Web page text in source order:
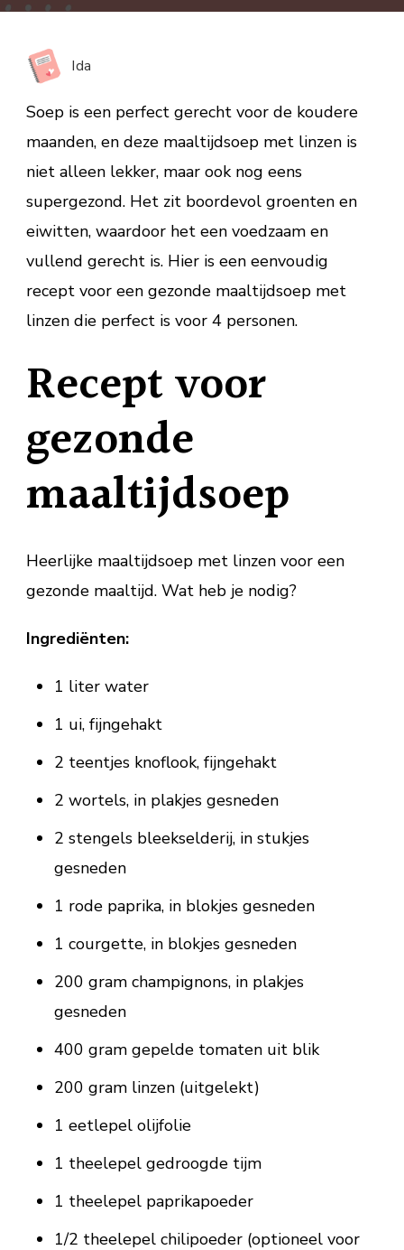
maaltijdsoep
een
maaltijd
Ida
Soep is een perfect gerecht voor de koudere
maanden, en deze maaltijdsoep met linzen is
niet alleen lekker, maar ook nog eens
supergezond. Het zit boordevol groenten en
eiwitten, waardoor het een voedzaam en
vullend gerecht is. Hier is een eenvoudig
recept voor een gezonde maaltijdsoep met
linzen die perfect is voor 4 personen.
Recept voor
gezonde
maaltijdsoep
Heerlijke maaltijdsoep met linzen voor een
gezonde maaltijd. Wat heb je nodig?
Ingrediënten:
1 liter water
1 ui, fijngehakt
2 teentjes knoflook, fijngehakt
2 wortels, in plakjes gesneden
2 stengels bleekselderij, in stukjes
gesneden
1 rode paprika, in blokjes gesneden
1 courgette, in blokjes gesneden
200 gram champignons, in plakjes
gesneden
400 gram gepelde tomaten uit blik
200 gram linzen (uitgelekt)
1 eetlepel olijfolie
1 theelepel gedroogde tijm
1 theelepel paprikapoeder
1/2 theelepel chilipoeder (optioneel voor